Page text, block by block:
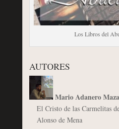
Los Libros del
AUTORES
Mario Adanero
El Cristo de las Carmelitas
Alonso de Mena